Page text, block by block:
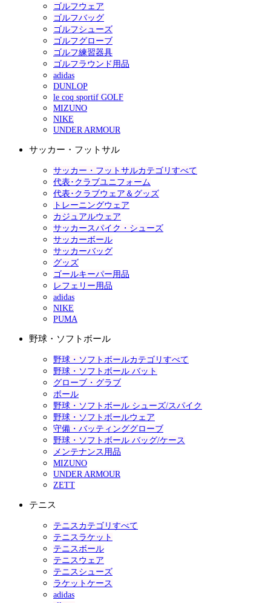
ゴルフウェア
ゴルフバッグ
ゴルフシューズ
ゴルフグローブ
ゴルフ練習器具
ゴルフラウンド用品
adidas
DUNLOP
le coq sportif GOLF
MIZUNO
NIKE
UNDER ARMOUR
サッカー・フットサル
サッカー・フットサルカテゴリすべて
代表･クラブユニフォーム
代表･クラブウェア＆グッズ
トレーニングウェア
カジュアルウェア
サッカースパイク・シューズ
サッカーボール
サッカーバッグ
グッズ
ゴールキーパー用品
レフェリー用品
adidas
NIKE
PUMA
野球・ソフトボール
野球・ソフトボールカテゴリすべて
野球・ソフトボール バット
グローブ・グラブ
ボール
野球・ソフトボール シューズ/スパイク
野球・ソフトボールウェア
守備・バッティンググローブ
野球・ソフトボール バッグ/ケース
メンテナンス用品
MIZUNO
UNDER ARMOUR
ZETT
テニス
テニスカテゴリすべて
テニスラケット
テニスボール
テニスウェア
テニスシューズ
ラケットケース
adidas